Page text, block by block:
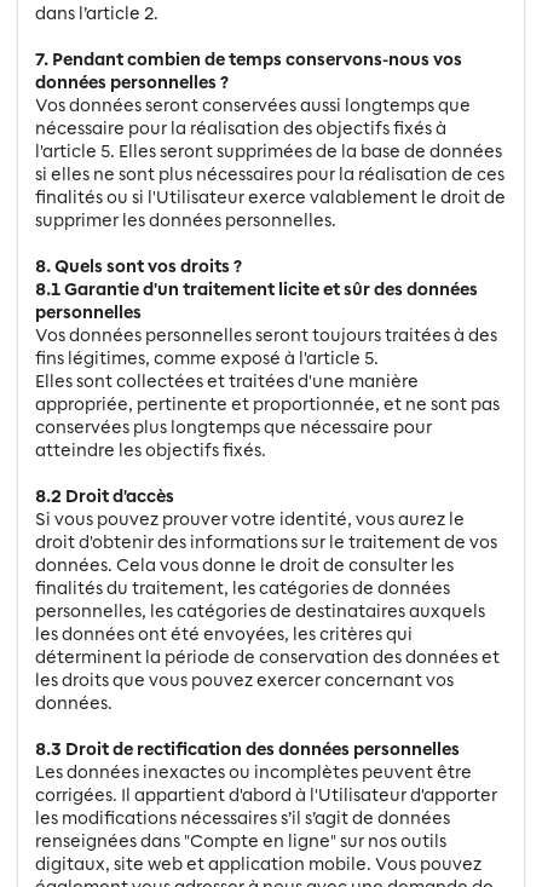
dans l’article 2.
7. Pendant combien de temps conservons-nous vos
données personnelles ?
Vos données seront conservées aussi longtemps que
nécessaire pour la réalisation des objectifs fixés à
l'article 5. Elles seront supprimées de la base de données
si elles ne sont plus nécessaires pour la réalisation de ces
finalités ou si l'Utilisateur exerce valablement le droit de
supprimer les données personnelles.
8. Quels sont vos droits ?
8.1 Garantie d'un traitement licite et sûr des données
personnelles
Vos données personnelles seront toujours traitées à des
fins légitimes, comme exposé à l'article 5.
Elles sont collectées et traitées d'une manière
appropriée, pertinente et proportionnée, et ne sont pas
conservées plus longtemps que nécessaire pour
atteindre les objectifs fixés.
8.2 Droit d'accès
Si vous pouvez prouver votre identité, vous aurez le
droit d'obtenir des informations sur le traitement de vos
données. Cela vous donne le droit de consulter les
finalités du traitement, les catégories de données
personnelles, les catégories de destinataires auxquels
les données ont été envoyées, les critères qui
déterminent la période de conservation des données et
les droits que vous pouvez exercer concernant vos
données.
8.3 Droit de rectification des données personnelles
Les données inexactes ou incomplètes peuvent être
corrigées. Il appartient d'abord à l'Utilisateur d'apporter
les modifications nécessaires s’il s’agit de données
renseignées dans "Compte en ligne" sur nos outils
digitaux, site web et application mobile. Vous pouvez